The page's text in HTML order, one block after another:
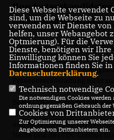
Bundestagswahl 2021
Die gegenwärtige „Corona-
Verantwortung gegenüber
insbesondere unseren
Präsenzveranstaltung nicht zu.
Beide CDU-Kreisverbände
so schnell wie möglich und
und bedanken sich bei den
Neiße und der CDU Cottbus
Diese Webseite verwendet
sind, um die Webseite zu
verwenden wir Dienste
helfen, unser Webangebot
Optmierung). Für die
Dienste, benötigen wir
Einwilligung können Sie
Informationen finden Sie
Datenschutzerklärung.
Technisch notwendige
Die notwendigen Cookies
ordnungsgemäßen Gebrauch der
Cookies von
Zur Optimierung unserer
Angebote von Drittanbietern ein.